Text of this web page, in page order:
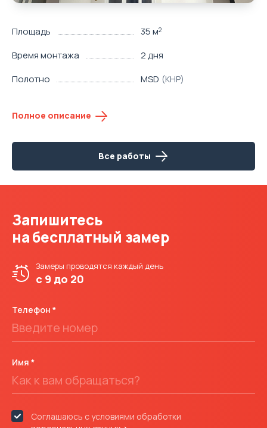
Площадь 35 м2
Время монтажа
2 дня
Полотно
MSD (КНР)
Полное описание
Все работы
Запишитесь
на бесплатный замер
Замеры проводятся каждый день
с 9 до 20
Телефон
Имя
Соглашаюсь с условиями обработки